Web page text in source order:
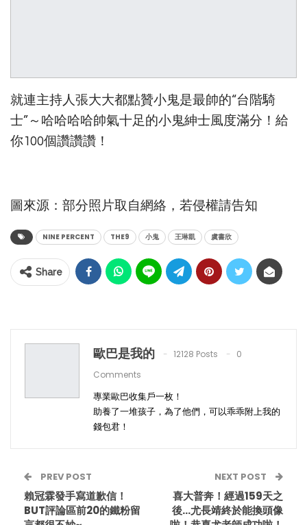
就連主持人張大大都點贊小鬼是最帥的“台階騎
士”～哈哈哈哈帥氣十足的小鬼紳士風度滿分！給
你100個讚讚讚！
圖來源：部分照片取自網絡，若侵權請告知
NINE PERCENT THE9 小鬼 王琳凱 虞書欣
Share
歐巴是我的 12128 Posts
0
Comments
專業歐巴收集戶一枚！
助養了一堆孩子，為了他們，可以乖乖附上我的
錢包君！
PREV POST
賴冠霖發手寫道歉信！
BUT評論區前20的鐵粉留
NEXT POST
喜大普奔！經過159天之
後…尤長靖終於能換頭像